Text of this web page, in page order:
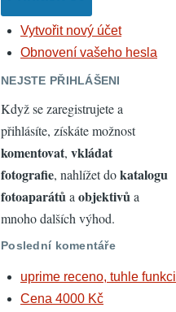
Vytvořit nový účet
Obnovení vašeho hesla
NEJSTE PŘIHLÁŠENI
Když se zaregistrujete a
přihlásíte, získáte možnost
komentovat, vkládat
fotografie, nahlížet dokatalogu
fotoaparátůa objektivůa
mnoho dalších výhod.
Poslední komentáře
uprime receno, tuhle funkci
Cena 4000 Kč